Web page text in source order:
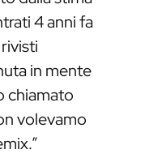
4 anni fa
in mente
chiamato
volevamo